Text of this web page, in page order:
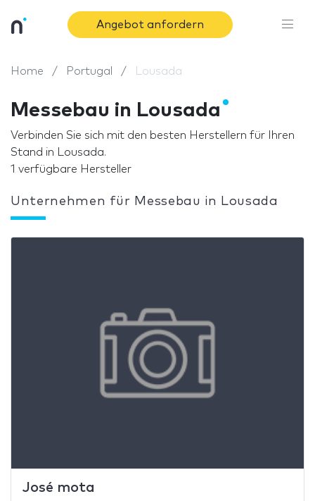
Angebot anfordern
Home Portugal Lousada
Messebau in Lousada
Verbinden Sie sich mit den besten Herstellern für Ihren
Stand in Lousada.
1 verfügbare Hersteller
Unternehmen für Messebau in Lousada
José mota